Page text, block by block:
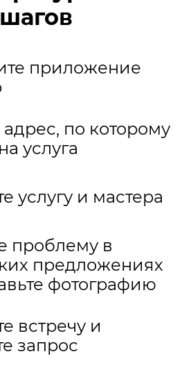
шагов
приложение
по которому
услуга
услугу и мастера
проблему в
предложениях
фотографию
встречу и
запрос